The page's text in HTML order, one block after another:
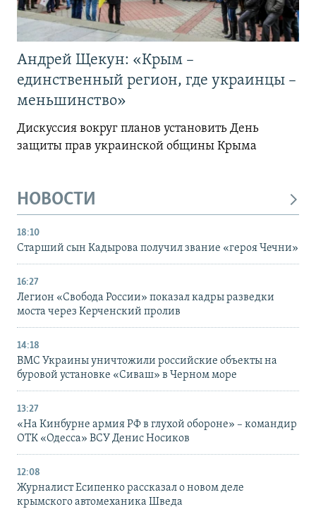
Андрей Щекун: «Крым –
единственный регион, где украинцы –
меньшинство»
Дискуссия вокруг планов установить День
защиты прав украинской общины Крыма
НОВОСТИ
18:10
Старший сын Кадырова получил звание «героя Чечни»
16:27
Легион «Свобода России» показал кадры разведки
моста через Керченский пролив
14:18
ВМС Украины уничтожили российские объекты на
буровой установке «Сиваш» в Черном море
13:27
«На Кинбурне армия РФ в глухой обороне» – командир
ОТК «Одесса» ВСУ Денис Носиков
12:08
Журналист Есипенко рассказал о новом деле
крымского автомеханика Шведа